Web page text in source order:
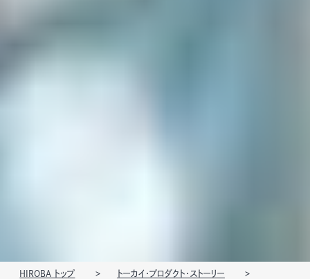
HIROBA トップ トーカイ・プロダクト・ストーリー